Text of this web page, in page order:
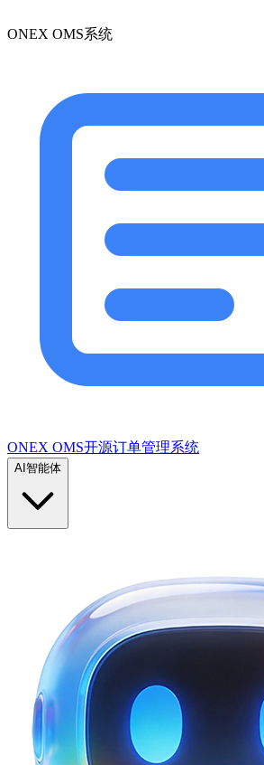
ONEX OMS系统
ONEX OMS开源订单管理系统
AI智能体